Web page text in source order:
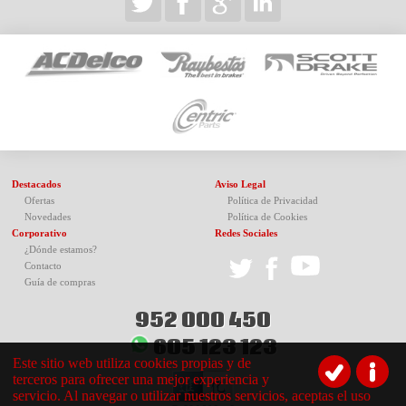
Destacados
Ofertas
Novedades
Corporativo
¿Dónde estamos?
Contacto
Guía de compras
Aviso Legal
Política de Privacidad
Política de Cookies
Redes Sociales
952 000 450
605 123 123
Este sitio web utiliza cookies propias y de
terceros para ofrecer una mejor experiencia y
servicio. Al navegar o utilizar nuestros servicios, aceptas el uso